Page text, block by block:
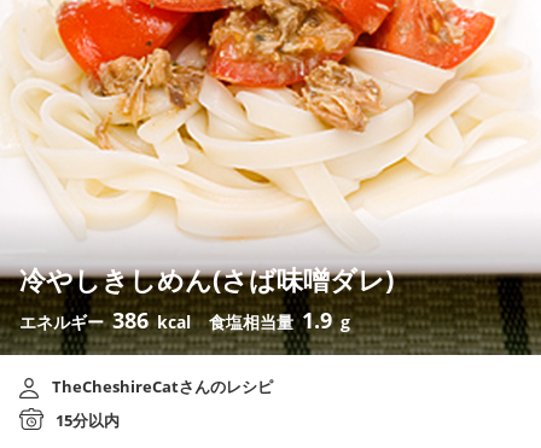
冷やしきしめん(さば味噌ダレ)
エネルギー386 kcal 食塩相当量 1.9 g
TheCheshireCatさんのレシピ
15分以内